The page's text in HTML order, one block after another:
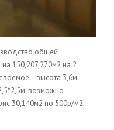
общей
150,207,270м2 на 2
- высота 3,6м. -
возможно
30,140м2 по 500р/м2,